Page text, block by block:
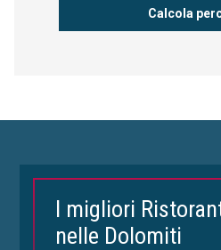
I migliori
nelle Dolomiti